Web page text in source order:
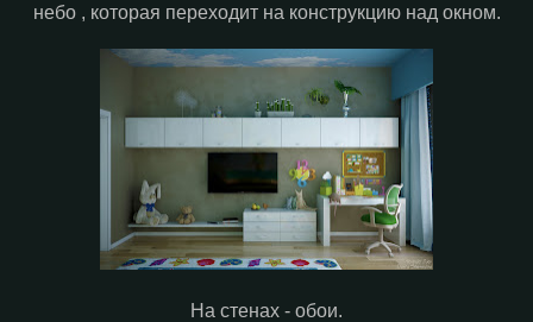
небо , которая переходит на конструкцию над окном.
На стенах - обои.